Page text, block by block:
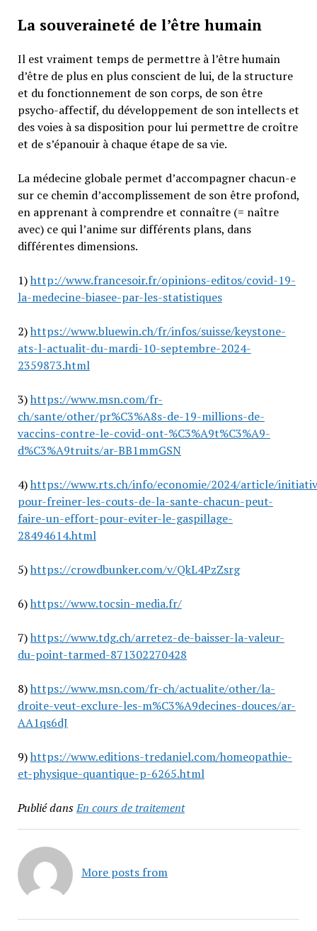
La souveraineté de l’être humain
Il est vraiment temps de permettre à l’être humain
d’être de plus en plus conscient de lui, de la structure
et du fonctionnement de son corps, de son être
psycho-affectif, du développement de son intellects et
des voies à sa disposition pour lui permettre de croître
et de s’épanouir à chaque étape de sa vie.
La médecine globale permet d’accompagner chacun-e
sur ce chemin d’accomplissement de son être profond,
en apprenant à comprendre et connaître (= naître
avec) ce qui l’anime sur différents plans, dans
différentes dimensions.
1)http://www.francesoir.fr/opinions-editos/covid-19-
la-medecine-biasee-par-les-statistiques
2)https://www.bluewin.ch/fr/infos/suisse/keystone-
ats-l-actualit-du-mardi-10-septembre-2024-
2359873.html
3)https://www.msn.com/fr-
ch/sante/other/pr%C3%A8s-de-19-millions-de-
vaccins-contre-le-covid-ont-%C3%A9t%C3%A9-
d%C3%A9truits/ar-BB1mmGSN
4)https://www.rts.ch/info/economie/2024/article/
pour-freiner-les-couts-de-la-sante-chacun-peut-
faire-un-effort-pour-eviter-le-gaspillage-
28494614.html
5)https://crowdbunker.com/v/QkL4PzZsrg
6)https://www.tocsin-media.fr/
7)https://www.tdg.ch/arretez-de-baisser-la-valeur-
du-point-tarmed-871302270428
8)https://www.msn.com/fr-ch/actualite/other/la-
droite-veut-exclure-les-m%C3%A9decines-douces/ar-
AA1qs6dJ
9)https://www.editions-tredaniel.com/homeopathie-
et-physique-quantique-p-6265.html
Publié dansEn cours de traitement
More posts from